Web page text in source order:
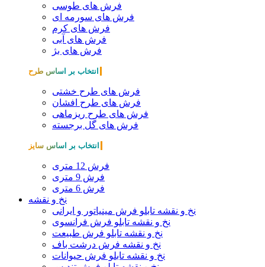
فرش های طوسی
فرش های سورمه ای
فرش های کرم
فرش های آبی
فرش های بژ
انتخاب بر اساس طرح
فرش های طرح خشتی
فرش های طرح افشان
فرش های طرح ریزماهی
فرش های گل برجسته
انتخاب بر اساس سایز
فرش 12 متری
فرش 9 متری
فرش 6 متری
نخ و نقشه
نخ و نقشه تابلو فرش مینیاتور و ایرانی
نخ و نقشه تابلو فرش فرانسوی
نخ و نقشه تابلو فرش طبیعت
نخ و نقشه فرش درشت باف
نخ و نقشه تابلو فرش حیوانات